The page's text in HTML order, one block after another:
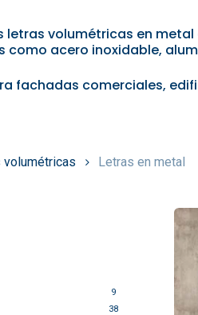
letras volumétricas en
como acero inoxidable,
fachadas comerciales,
volumétricas Letras en metal
9
38